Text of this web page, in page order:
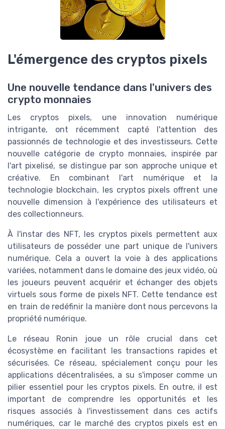
L'émergence des cryptos pixels
Une nouvelle tendance dans l'univers des
crypto monnaies
Les cryptos pixels, une innovation numérique
intrigante, ont récemment capté l'attention des
passionnés de technologie et des investisseurs. Cette
nouvelle catégorie de crypto monnaies, inspirée par
l'art pixelisé, se distingue par son approche unique et
créative. En combinant l'art numérique et la
technologie blockchain, les cryptos pixels offrent une
nouvelle dimension à l'expérience des utilisateurs et
des collectionneurs.
À l'instar des NFT, les cryptos pixels permettent aux
utilisateurs de posséder une part unique de l'univers
numérique. Cela a ouvert la voie à des applications
variées, notamment dans le domaine des jeux vidéo, où
les joueurs peuvent acquérir et échanger des objets
virtuels sous forme de pixels NFT. Cette tendance est
en train de redéfinir la manière dont nous percevons la
propriété numérique.
Le réseau Ronin joue un rôle crucial dans cet
écosystème en facilitant les transactions rapides et
sécurisées. Ce réseau, spécialement conçu pour les
applications décentralisées, a su s'imposer comme un
pilier essentiel pour les cryptos pixels. En outre, il est
important de comprendre les opportunités et les
risques associés à l'investissement dans ces actifs
numériques, car le marché des cryptos pixels est en